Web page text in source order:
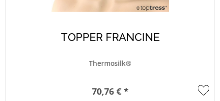
TOPPER FRANCINE
Thermosilk®
70,76 € *